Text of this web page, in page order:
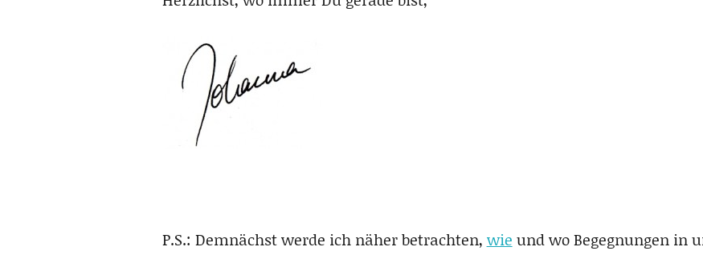
P.S.: Demnächst werde ich näher betrachten, wie und wo Begegnungen in